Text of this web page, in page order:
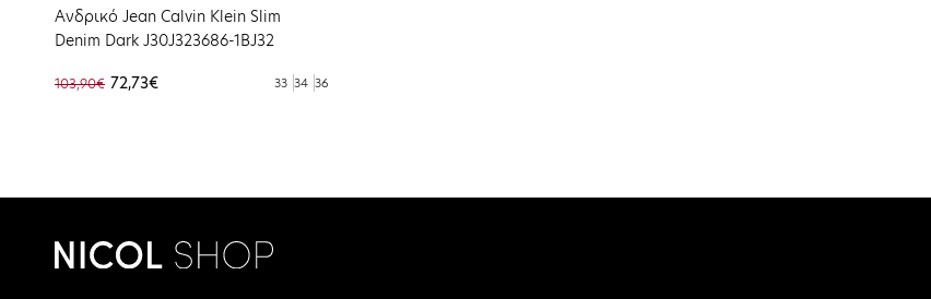
Aνδρικό Jean Calvin Klein Slim
Denim Dark J30J323686-1BJ32
103,90€ 72,73€ 33 34 36